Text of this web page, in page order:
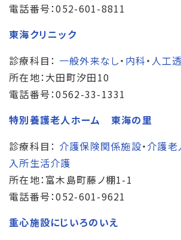
電話番号：052-601-8811
東海クリニック
診療科目： 一般外来なし・ 内科・ 人工
所在地：大田町汐田10
電話番号：0562-33-1331
特別養護老人ホーム 東海の里
診療科目： 介護保険関係施設・介護
入所生活介護
所在地：富木島町藤ノ棚1-1
電話番号：052-601-9621
重心施設にじいろのいえ